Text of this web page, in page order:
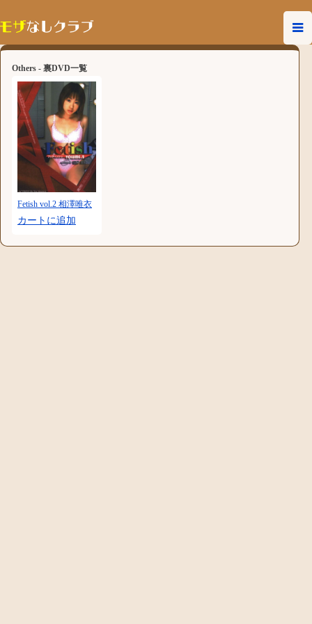
Others - 裏DVD一覧
Fetish vol.2 相澤唯衣
カートに追加